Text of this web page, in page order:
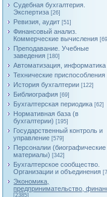
Судебная бухгалтерия.
Экспертиза [26]
Ревизия, аудит [51]
Финансовый анализ.
Коммерческие вычисления
Преподавание. Учебные
заведения [180]
Автоматизация, информатика
Технические приспособления
История бухгалтерии [122]
Библиография [69]
Бухгалтерская периодика [62]
Нормативная база (в
бухгалтерии) [195]
Государственный контроль и
управление [579]
Персоналии (биографические
материалы) [342]
Бухгалтерское сообщество.
Организации и объединения
Экономика,
предпринимательство,
[2385]